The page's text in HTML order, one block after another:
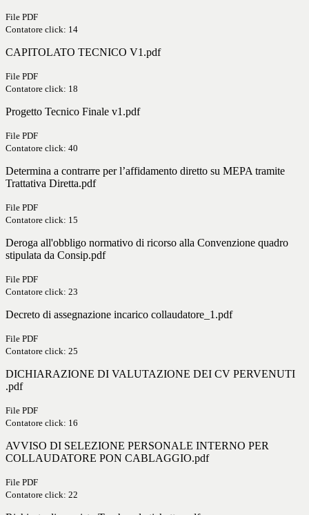
File PDF
Contatore click: 14
CAPITOLATO TECNICO V1.pdf
File PDF
Contatore click: 18
Progetto Tecnico Finale v1.pdf
File PDF
Contatore click: 40
Determina a contrarre per l’affidamento diretto su MEPA tramite
Trattativa Diretta.pdf
File PDF
Contatore click: 15
Deroga all'obbligo normativo di ricorso alla Convenzione quadro
stipulata da Consip.pdf
File PDF
Contatore click: 23
Decreto di assegnazione incarico collaudatore_1.pdf
File PDF
Contatore click: 25
DICHIARAZIONE DI VALUTAZIONE DEI CV PERVENUTI
.pdf
File PDF
Contatore click: 16
AVVISO DI SELEZIONE PERSONALE INTERNO PER
COLLAUDATORE PON CABLAGGIO.pdf
File PDF
Contatore click: 22